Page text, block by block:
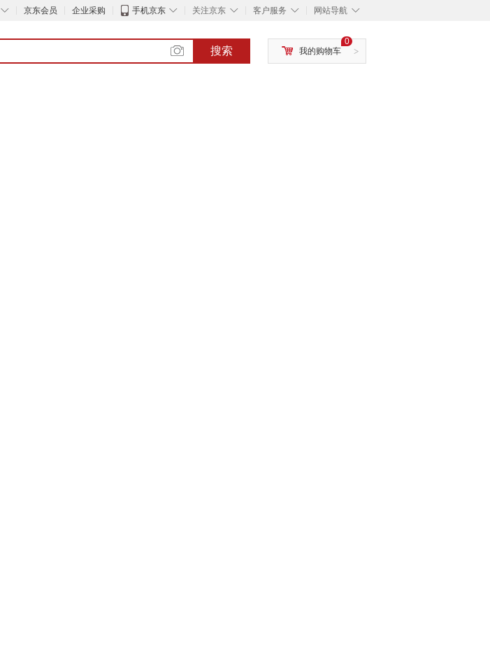
◇ 京东会员 企业采购 ◇
手机京东 ◇
关注京东 ◇
客户服务 ◇
网站导航
搜索 >
0
我的购物车